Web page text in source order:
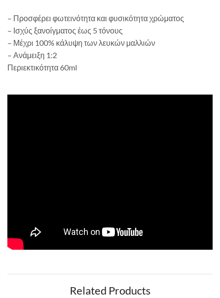
– Προσφέρει φωτεινότητα και φυσικότητα χρώματος
– Ισχύς ξανοίγματος έως 5 τόνους
– Μέχρι 100% κάλυψη των λευκών μαλλιών
– Ανάμειξη 1:2
Περιεκτικότητα 60ml
Related Products